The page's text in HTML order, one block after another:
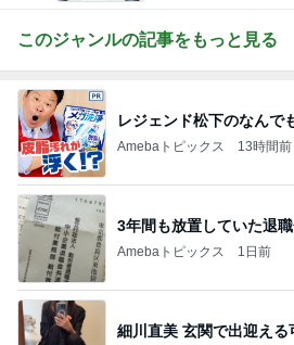
20年ぶりのボリューミーなパスタ
Amebaトピックス